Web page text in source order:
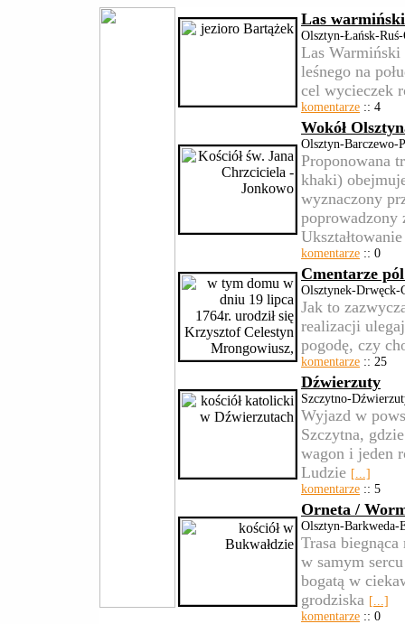
Las
Olsztyn-Łańsk-
Las
leśnego na
cel wycieczek
komentarze :: 4
Wokół
Olsztyn-Barczewo-
Proponowana
khaki)
wyznaczony
poprowadzony
komentarze :: 0
Cmentarze
Olsztynek-Drwęck-
Jak to
realizacji
pogodę, czy
komentarze :: 25
Dźwierzuty
Szczytno-
Wyjazd w
Szczytna,
wagon i jeden
Ludzie [...]
komentarze :: 5
Orneta /
Olsztyn-Barkweda-
Trasa
w samym
bogatą w
grodziska [...]
komentarze :: 0